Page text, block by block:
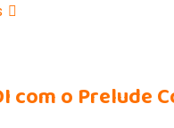
com o Prelude